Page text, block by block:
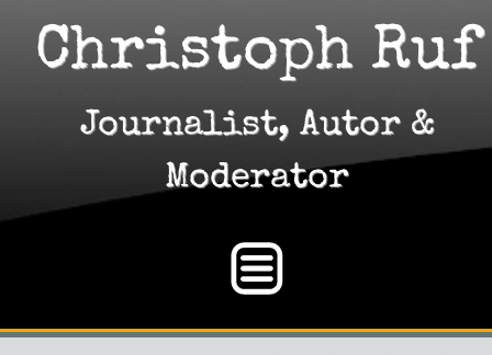
Christoph Ruf
Journalist, Autor &
Moderator